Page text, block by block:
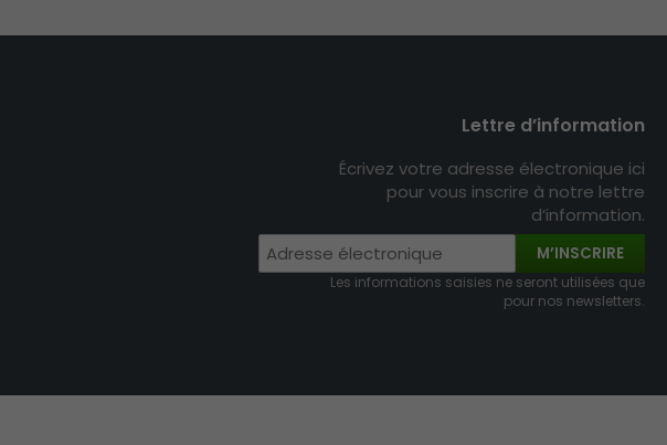
Lettre d’information
Écrivez votre adresse électronique ici
pour vous inscrire à notre lettre
d’information.
M’INSCRIRE
Les informations saisies ne seront utilisées que
pour nos newsletters.